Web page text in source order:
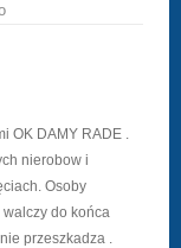
OK DAMY RADE .
nierobow i
Osoby
do końca
przeszkadza .